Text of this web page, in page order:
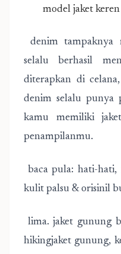
model jaket
denim tampaknya
selalu berhasil
diterapkan di
denim selalu punya
kamu memiliki
penampilanmu.
baca pula: hati-
kulit palsu & orisinil
lima. jaket gunung
hikingjaket gunung,